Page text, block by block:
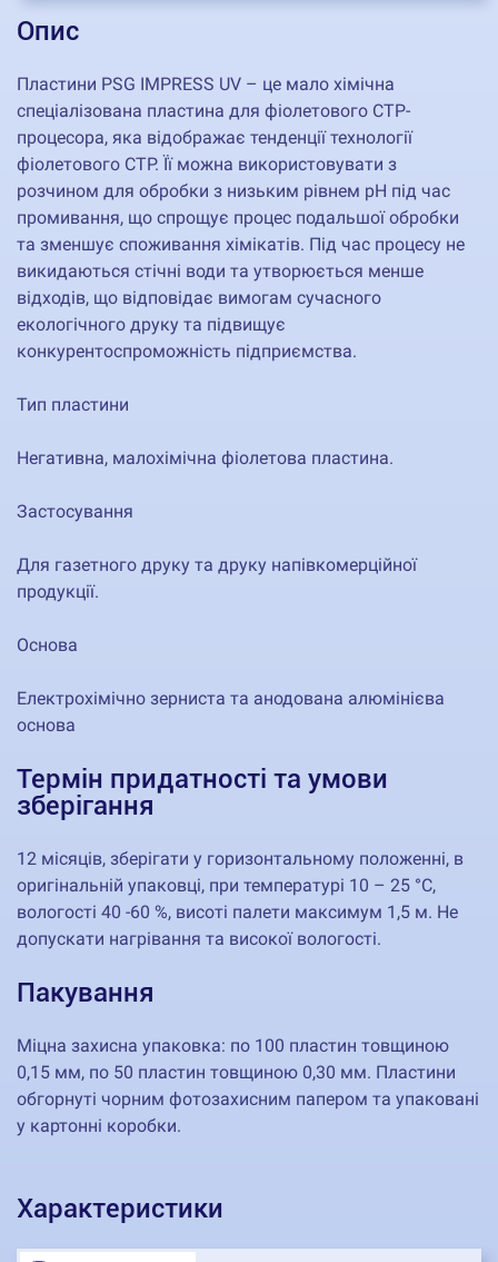
Опис
Пластини PSG IMPRESS UV – це мало хімічна
спеціалізована пластина для фіолетового CTP-
процесора, яка відображає тенденції технології
фіолетового CTP. Її можна використовувати з
розчином для обробки з низьким рівнем pH під час
промивання, що спрощує процес подальшої обробки
та зменшує споживання хімікатів. Під час процесу не
викидаються стічні води та утворюється менше
відходів, що відповідає вимогам сучасного
екологічного друку та підвищує
конкурентоспроможність підприємства.
Тип пластини
Негативна, малохімічна фіолетова пластина.
Застосування
Для газетного друку та друку напівкомерційної
продукції.
Основа
Електрохімічно зерниста та анодована алюмінієва
основа
Термін придатності та умови
зберігання
12 місяців, зберігати у горизонтальному положенні, в
оригінальній упаковці, при температурі 10 – 25 °С,
вологості 40 -60 %, висоті палети максимум 1,5 м. Не
допускати нагрівання та високої вологості.
Пакування
Міцна захисна упаковка: по 100 пластин товщиною
0,15 мм, по 50 пластин товщиною 0,30 мм. Пластини
обгорнуті чорним фотозахисним папером та упаковані
у картонні коробки.
Характеристики